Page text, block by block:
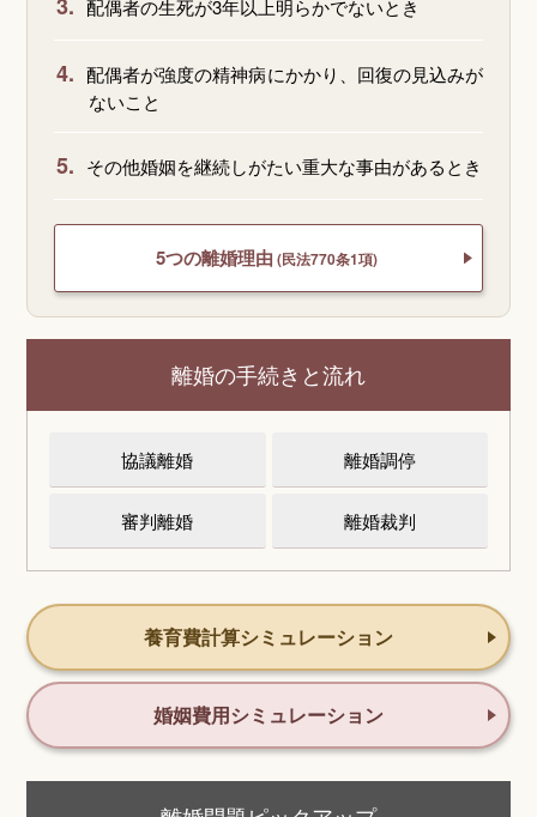
3. 配偶者の生死が3年以上明らかでないとき
4. 配偶者が強度の精神病にかかり、回復の見込みが
ないこと
5. その他婚姻を継続しがたい重大な事由があるとき
5つの離婚理由 (民法770条1項)
離婚の手続きと流れ
協議離婚 離婚調停
審判離婚 離婚裁判
養育費計算シミュレーション
婚姻費用シミュレーション